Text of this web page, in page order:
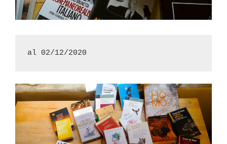
al 02/12/2020